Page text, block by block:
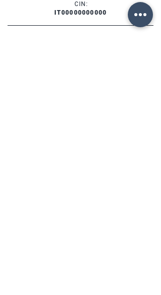
CIN:
IT00000000000